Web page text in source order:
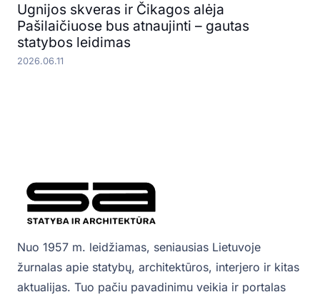
Ugnijos skveras ir Čikagos alėja
Pašilaičiuose bus atnaujinti – gautas
statybos leidimas
2026.06.11
Nuo 1957 m. leidžiamas, seniausias Lietuvoje
žurnalas apie statybų, architektūros, interjero ir kitas
aktualijas. Tuo pačiu pavadinimu veikia ir portalas